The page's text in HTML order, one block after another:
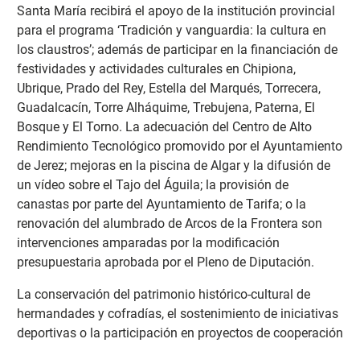
Santa María recibirá el apoyo de la institución provincial
para el programa ‘Tradición y vanguardia: la cultura en
los claustros’; además de participar en la financiación de
festividades y actividades culturales en Chipiona,
Ubrique, Prado del Rey, Estella del Marqués, Torrecera,
Guadalcacín, Torre Alháquime, Trebujena, Paterna, El
Bosque y El Torno. La adecuación del Centro de Alto
Rendimiento Tecnológico promovido por el Ayuntamiento
de Jerez; mejoras en la piscina de Algar y la difusión de
un vídeo sobre el Tajo del Águila; la provisión de
canastas por parte del Ayuntamiento de Tarifa; o la
renovación del alumbrado de Arcos de la Frontera son
intervenciones amparadas por la modificación
presupuestaria aprobada por el Pleno de Diputación.
La conservación del patrimonio histórico-cultural de
hermandades y cofradías, el sostenimiento de iniciativas
deportivas o la participación en proyectos de cooperación